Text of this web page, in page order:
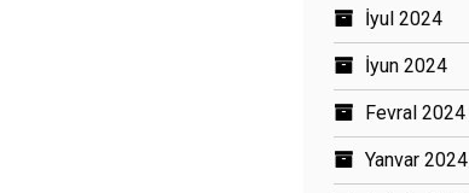
İyul 2024
İyun 2024
Fevral 2024
Yanvar 2024